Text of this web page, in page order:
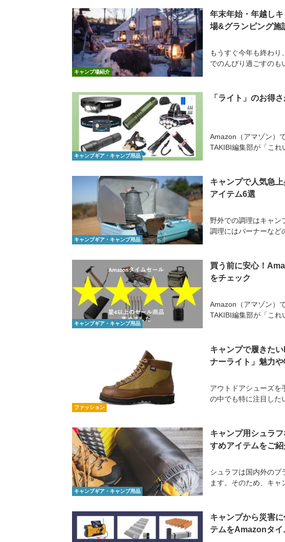
キャンプ場紹介
年末年始・年越し
場&グランピング施
もうすぐ今年も終わり
でのんびり過ごすのも
キャンプギア・キャンプ用品
「ライト」のお得
Amazon（アマゾン）
TAKIBI編集部が「これ
キャンプギア・キャンプ用品
キャンプで人気急
アイテム6選
野外での調理はキャン
調理にはバーナーなど
キャンプギア・キャンプ用品
買う前に安心！
をチェック
Amazon（アマゾン）
TAKIBI編集部が「これ
ファッション
キャンプで履きた
ナーライト」魅力
アウトドアシューズを
の中でも特に注目した
キャンプギア・キャンプ用品
キャンプ用シュラ
すめアイテムをご紹
シュラフは国内外のブ
ます。そのため、キャ
キャンプから災害
テムをAmazonタ